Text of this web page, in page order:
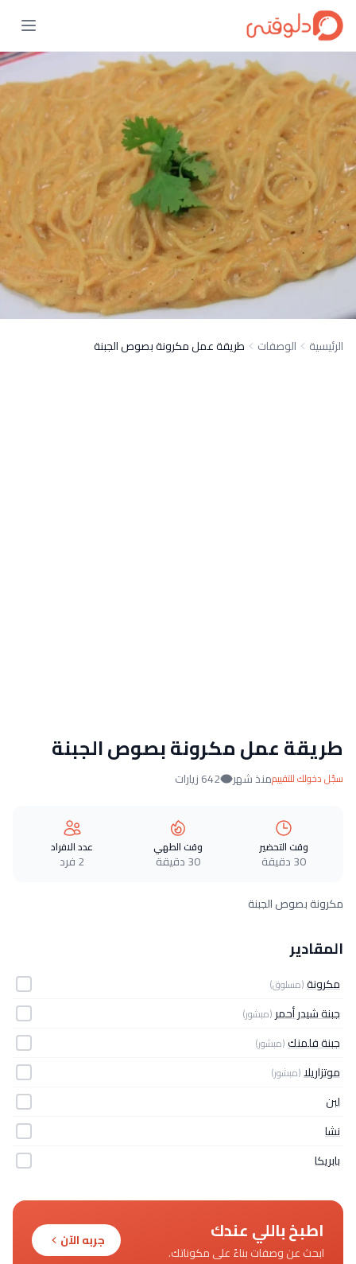
الرئيسية الوصفات طريقة عمل مكرونة بصوص الجبنة
طريقة عمل مكرونة بصوص الجبنة
سجّل دخولك للتقييممنذ شهر 642 زيارات
وقت التحضير
30 دقيقة
وقت الطهي
30 دقيقة
عدد الافراد
2 فرد
مكرونة بصوص الجبنة
المقادير
مكرونة(مسلوق)
جبنة شيدر أحمر (مبشور)
جبنة فلمنك(مبشور)
موتزاريلا(مبشور)
لبن
نشا
بابريكا
اطبخ باللي عندك
ابحث عن وصفات بناءً على مكوناتك.
جربه الآن